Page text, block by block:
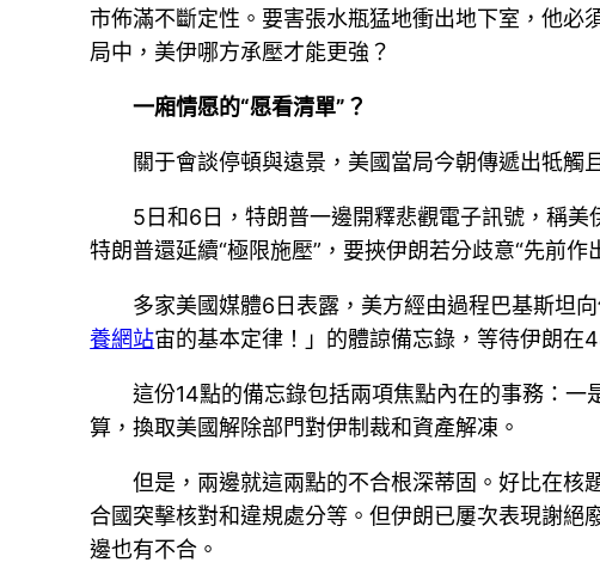
市佈滿不斷定性。要害張水瓶猛地衝出地下室，他必
局中，美伊哪方承壓才能更強？
一廂情愿的“愿看清單”？
關于會談停頓與遠景，美國當局今朝傳遞出牴觸
5日和6日，特朗普一邊開釋悲觀電子訊號，稱美
特朗普還延續“極限施壓”，要挾伊朗若分歧意“先前
多家美國媒體6日表露，美方經由過程巴基斯坦
養網站宙的基本定律！」的體諒備忘錄，等待伊朗在
這份14點的備忘錄包括兩項焦點內在的事務：
算，換取美國解除部門對伊制裁和資產解凍。
但是，兩邊就這兩點的不合根深蒂固。好比在核
合國突擊核對和違規處分等。但伊朗已屢次表現謝
邊也有不合。